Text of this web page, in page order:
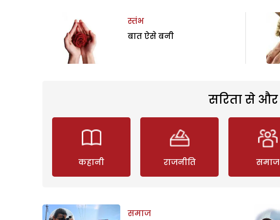
स्तंभ
बात ऐसे बनी
सरिता से और
कहानी राजनीति समाज
समाज